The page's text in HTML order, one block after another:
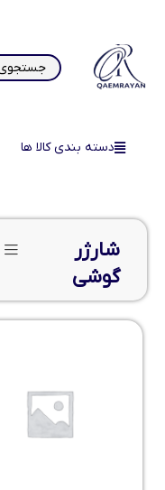
دسته بندی کالا ها
شارژر
گوشی